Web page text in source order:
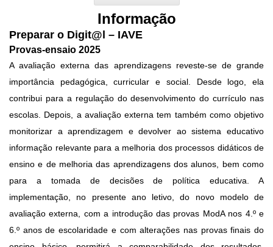
Informação
Preparar o Digit@l – IAVE
Provas-ensaio 2025
A avaliação externa das aprendizagens reveste-se de grande
importância pedagógica, curricular e social. Desde logo, ela
contribui para a regulação do desenvolvimento do currículo nas
escolas. Depois, a avaliação externa tem também como objetivo
monitorizar a aprendizagem e devolver ao sistema educativo
informação relevante para a melhoria dos processos didáticos de
ensino e de melhoria das aprendizagens dos alunos, bem como
para a tomada de decisões de política educativa. A
implementação, no presente ano letivo, do novo modelo de
avaliação externa, com a introdução das provas ModA nos 4.º e
6.º anos de escolaridade e com alterações nas provas finais do